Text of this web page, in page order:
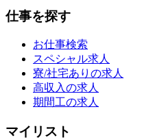
仕事を探す
お仕事検索
スペシャル求人
寮/社宅ありの求人
高収入の求人
期間工の求人
マイリスト